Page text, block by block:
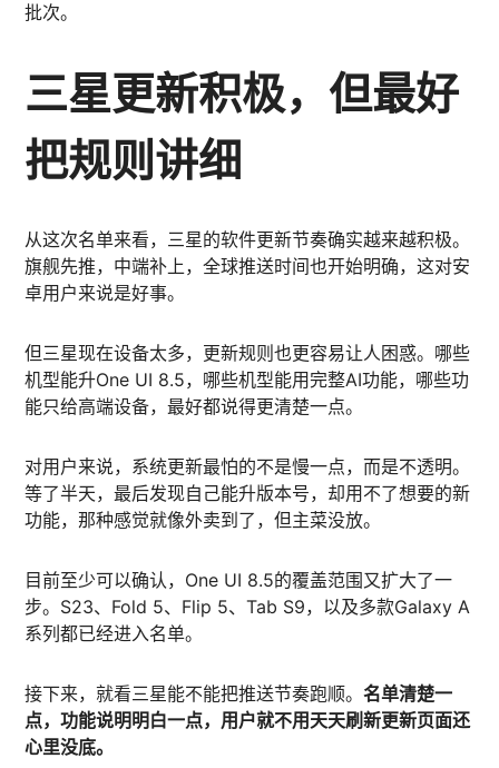
批次。
三星更新积极，但最好
把规则讲细
从这次名单来看，三星的软件更新节奏确实越来越积极。
旗舰先推，中端补上，全球推送时间也开始明确，这对安
卓用户来说是好事。
但三星现在设备太多，更新规则也更容易让人困惑。哪些
机型能升One UI 8.5，哪些机型能用完整AI功能，哪些功
能只给高端设备，最好都说得更清楚一点。
对用户来说，系统更新最怕的不是慢一点，而是不透明。
等了半天，最后发现自己能升版本号，却用不了想要的新
功能，那种感觉就像外卖到了，但主菜没放。
目前至少可以确认，One UI 8.5的覆盖范围又扩大了一
步。S23、Fold 5、Flip 5、Tab S9，以及多款Galaxy A
系列都已经进入名单。
接下来，就看三星能不能把推送节奏跑顺。名单清楚一
点，功能说明明白一点，用户就不用天天刷新更新页面还
心里没底。